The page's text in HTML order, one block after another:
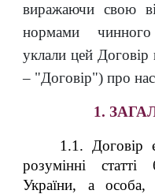
виражаючи свою
нормами чинного
уклали цей Договір
– "Договір") про
1.
1.1. Договір
розумінні
України, а особа,